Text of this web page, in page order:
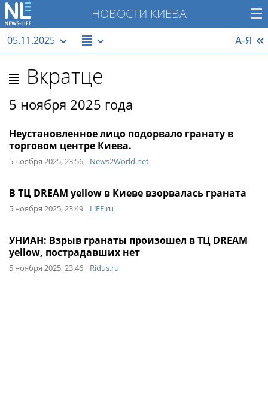
НОВОСТИ КИЕВА
05.11.2025 А-Я
Вкратце
5 ноября 2025 года
Неустановленное лицо подорвало гранату в
торговом центре Киева.
5 ноября 2025, 23:56 News2World.net
В ТЦ DREAM yellow в Киеве взорвалась граната
5 ноября 2025, 23:49 L!FE.ru
УНИАН: Взрыв гранаты произошел в ТЦ DREAM
yellow, пострадавших нет
5 ноября 2025, 23:46 Ridus.ru